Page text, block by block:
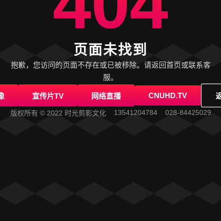
页面未找到
抱歉，您访问的页面不存在或已被移除。请返回首页或联系客
服。
宣传片TV 网络直播 CNUHD.TV
版权所有 © 2022 时光剪影文化 13541204784 028-84425029